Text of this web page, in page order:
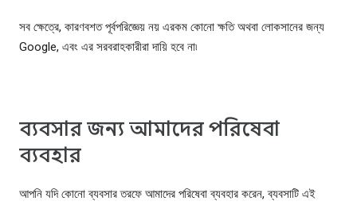
সব ক্ষেত্রে, কারণবশত পূর্বপরিজ্ঞেয় নয় এরকম কোনো ক্ষতি অথবা লোকসানের জন্য
Google, এবং এর সরবরাহকারীরা দায়ি হবে না৷
ব্যবসার জন্য আমাদের পরিষেবা
ব্যবহার
আপনি যদি কোনো ব্যবসার তরফে আমাদের পরিষেবা ব্যবহার করেন, ব্যবসাটি এই